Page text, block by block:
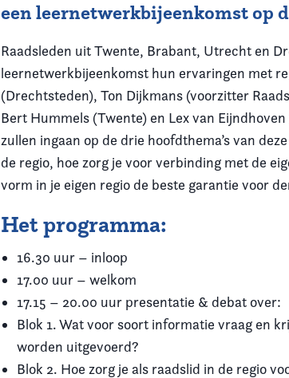
een leernetwerkbijeenkomst op
Raadsleden uit Twente, Brabant, Utrecht en
leernetwerkbijeenkomst hun ervaringen met
(Drechtsteden), Ton Dijkmans (voorzitter
Bert Hummels (Twente) en Lex van
zullen ingaan op de drie hoofdthema’s van
de regio, hoe zorg je voor verbinding met de
vorm in je eigen regio de beste garantie voor
Het programma:
16.30 uur – inloop
17.00 uur – welkom
17.15 – 20.00 uur presentatie & debat over:
Blok 1. Wat voor soort informatie vraag en
worden uitgevoerd?
Blok 2. Hoe zorg je als raadslid in de regio